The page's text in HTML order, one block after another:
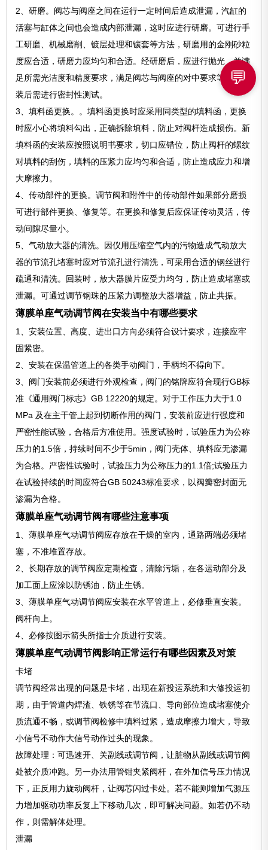
2、研磨。阀芯与阀座之间在运行一定时间后造成泄漏，汽缸的
活塞与缸体之间也会造成内部泄漏，这时应进行研磨。可进行手
工研磨、机械磨削、镀层处理和镶套等方法，研磨用的金刚砂粒
度应合适，研磨力应均匀和合适。经研磨后，应进行抛光，并满
足所需光洁度和精度要求，满足阀芯与阀座的对中要求等，在总
装后需进行密封性测试。
3、填料函更换。。填料函更换时应采用同类型的填料函，更换
时应小心将填料勾出，正确拆除填料，防止对阀杆造成损伤。新
填料函的安装应按照说明书要求，切口应错位，防止阀杆的螺纹
对填料的刮伤，填料的压紧力应均匀和合适，防止造成应力和增
大摩擦力。
4、传动部件的更换。调节阀和附件中的传动部件如果部分磨损
可进行部件更换、修复等。在更换和修复后应保证传动灵活，传
动间隙尽量小。
5、气动放大器的清洗。因仪用压缩空气内的污物造成气动放大
器的节流孔堵塞时应对节流孔进行清洗，可采用合适的钢丝进行
疏通和清洗。回装时，放大器膜片应受力均匀，防止造成堵塞或
泄漏。可通过调节钢珠的压紧力调整放大器增益，防止共振。
薄膜单座气动调节阀在安装当中有哪些要求
1、安装位置、高度、进出口方向必须符合设计要求，连接应牢
固紧密。
2、安装在保温管道上的各类手动阀门，手柄均不得向下。
3、阀门安装前必须进行外观检查，阀门的铭牌应符合现行GB标
准《通用阀门标志》GB 12220的规定。对于工作压力大于1.0
MPa 及在主干管上起到切断作用的阀门，安装前应进行强度和
严密性能试验，合格后方准使用。强度试验时，试验压力为公称
压力的1.5倍，持续时间不少于5min，阀门壳体、填料应无渗漏
为合格。严密性试验时，试验压力为公称压力的1.1倍;试验压力
在试验持续的时间应符合GB 50243标准要求，以阀瓣密封面无
渗漏为合格。
薄膜单座气动调节阀有哪些注意事项
1、薄膜单座气动调节阀应存放在干燥的室内，通路两端必须堵
塞，不准堆置存放。
2、长期存放的调节阀应定期检查，清除污垢，在各运动部分及
加工面上应涂以防锈油，防止生锈。
3、薄膜单座气动调节阀应安装在水平管道上，必修垂直安装。
阀杆向上。
4、必修按图示箭头所指士介质进行安装。
薄膜单座气动调节阀影响正常运行有哪些因素及对策
卡堵
调节阀经常出现的问题是卡堵，出现在新投运系统和大修投运初
期，由于管道内焊渣、铁锈等在节流口、导向部位造成堵塞使介
质流通不畅，或调节阀检修中填料过紧，造成摩擦力增大，导致
小信号不动作大信号动作过头的现象。
故障处理：可迅速开、关副线或调节阀，让脏物从副线或调节阀
处被介质冲跑。另一办法用管钳夹紧阀杆，在外加信号压力情况
下，正反用力旋动阀杆，让阀芯闪过卡处。若不能则增加气源压
力增加驱动功率反复上下移动几次，即可解决问题。如若仍不动
作，则需解体处理。
泄漏
💬